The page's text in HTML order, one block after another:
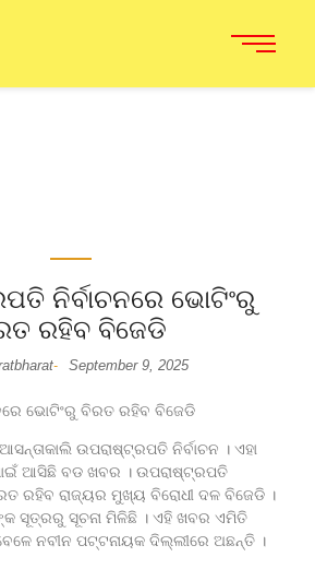
ନିର୍ବାଚନରେ ଭୋଟିଂରୁ
ରହିବ ବିଜେଡି
- September 9, 2025
ଭୋଟିଂରୁ ବିରତ ରହିବ ବିଜେଡି
ଉପରାଷ୍ଟ୍ରପତି ନିର୍ବାଚନ । ଏହା
ଆସିଛି ବଡ ଖବର । ଉପରାଷ୍ଟ୍ରପତି
ରହିବ ରାଜ୍ୟର ମୁଖ୍ୟ ବିରୋଧୀ ଦଳ ବିଜେଡି ।
ସୂତ୍ରରୁ ସୂଚନା ମିଳିଛି । ଏହି ଖବର ଏମିତି
ନବୀନ ପଟ୍ଟନାୟକ ଦିଲ୍ଲୀରେ ଅଛନ୍ତି ।